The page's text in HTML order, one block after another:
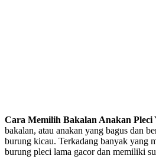
Cara Memilih Bakalan Anakan Pleci
bakalan, atau anakan yang bagus dan
burung kicau. Terkadang banyak yang
burung pleci lama gacor dan memiliki